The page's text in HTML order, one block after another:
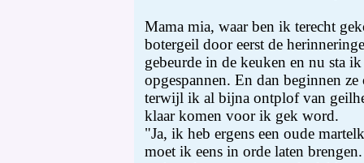
Mama mia, waar ben ik terecht
botergeil door eerst de
gebeurde in de keuken en nu sta
opgespannen. En dan beginnen
terwijl ik al bijna ontplof van
klaar komen voor ik gek word.
"Ja, ik heb ergens een oude
moet ik eens in orde laten